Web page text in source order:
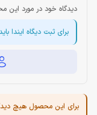
دیدگاه خود در مورد این
برای ثبت دیگاه ایندا
برای این محصول هیچ